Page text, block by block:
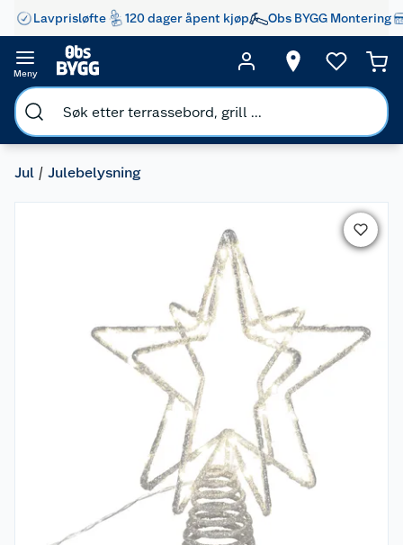
Lavprisløfte 120 dager åpent kjøp Obs BYGG Montering
Meny
Jul Julebelysning